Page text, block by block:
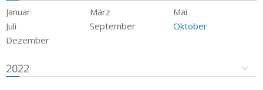
Januar März
Mai
Juli
September
Oktober
Dezember
2022